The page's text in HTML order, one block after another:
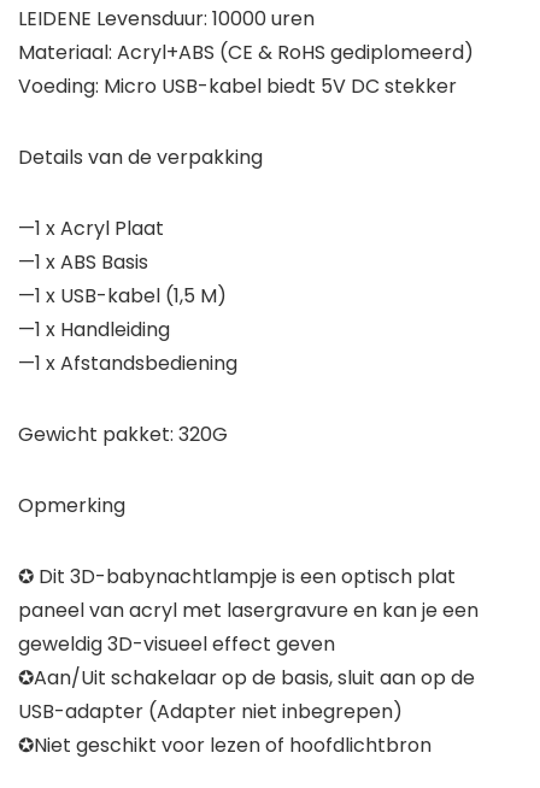
LEIDENE Levensduur: 10000 uren
Materiaal: Acryl+ABS (CE & RoHS gediplomeerd)
Voeding: Micro USB-kabel biedt 5V DC stekker
Details van de verpakking
—1 x Acryl Plaat
—1 x ABS Basis
—1 x USB-kabel (1,5 M)
—1 x Handleiding
—1 x Afstandsbediening
Gewicht pakket: 320G
Opmerking
✪ Dit 3D-babynachtlampje is een optisch plat
paneel van acryl met lasergravure en kan je een
geweldig 3D-visueel effect geven
✪Aan/Uit schakelaar op de basis, sluit aan op de
USB-adapter (Adapter niet inbegrepen)
✪Niet geschikt voor lezen of hoofdlichtbron